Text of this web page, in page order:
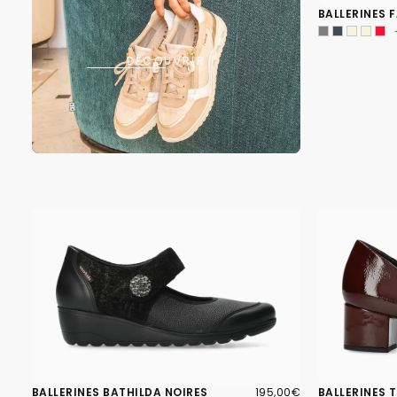
DÉCOUVRIR
BALLERINES
BALLERINES BATHILDA NOIRES 195,00€
PRIX
195,00€ BALLERINES